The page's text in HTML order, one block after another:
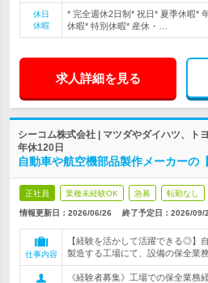
休日
休暇
* 完全週休2日制* 祝日* 夏季休暇*
休暇* 特別休暇* 産休・…
求人詳細を見る
シーコム株式会社 | マツダやダイハツ、ト
年休120日
自動車や航空機部品製作メーカーの
正社員 業種未経験OK 急募 転勤なし
情報更新日：2026/06/26 終了予定日： 2026/09/
仕事内容
【経験を活かして活躍できる◎】
製造する工場にて、設備の保全業
《経験者募集》工場での保全業務